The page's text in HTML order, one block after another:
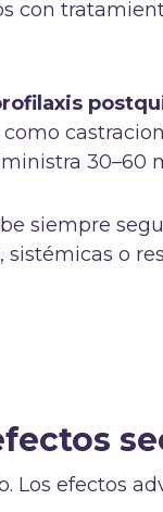
con
30–60
siempre
sistémicas o
Los efectos